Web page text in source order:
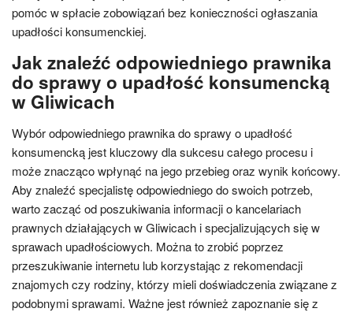
pomóc w spłacie zobowiązań bez konieczności ogłaszania
upadłości konsumenckiej.
Jak znaleźć odpowiedniego prawnika
do sprawy o upadłość konsumencką
w Gliwicach
Wybór odpowiedniego prawnika do sprawy o upadłość
konsumencką jest kluczowy dla sukcesu całego procesu i
może znacząco wpłynąć na jego przebieg oraz wynik końcowy.
Aby znaleźć specjalistę odpowiedniego do swoich potrzeb,
warto zacząć od poszukiwania informacji o kancelariach
prawnych działających w Gliwicach i specjalizujących się w
sprawach upadłościowych. Można to zrobić poprzez
przeszukiwanie internetu lub korzystając z rekomendacji
znajomych czy rodziny, którzy mieli doświadczenia związane z
podobnymi sprawami. Ważne jest również zapoznanie się z